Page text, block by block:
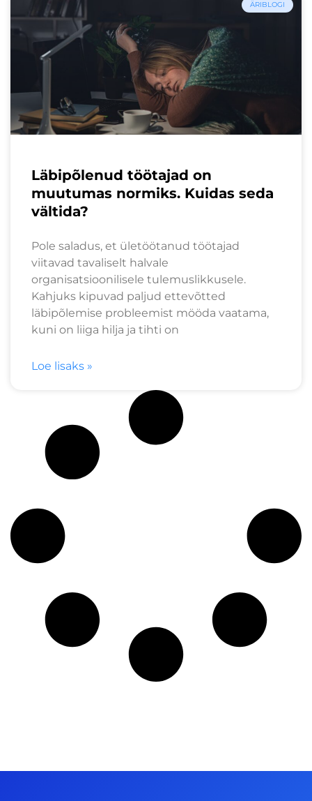
ÄRIBLOGI
Läbipõlenud töötajad on
muutumas normiks. Kuidas seda
vältida?
Pole saladus, et ületöötanud töötajad
viitavad tavaliselt halvale
organisatsioonilisele tulemuslikkusele.
Kahjuks kipuvad paljud ettevõtted
läbipõlemise probleemist mööda vaatama,
kuni on liiga hilja ja tihti on
Loe lisaks »